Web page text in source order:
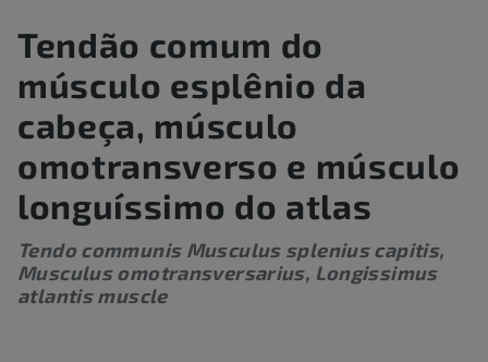
Tendão comum do
músculo esplênio da
cabeça, músculo
omotransverso e músculo
longuíssimo do atlas
Tendo communis Musculus splenius capitis,
Musculus omotransversarius, Longissimus
atlantis muscle